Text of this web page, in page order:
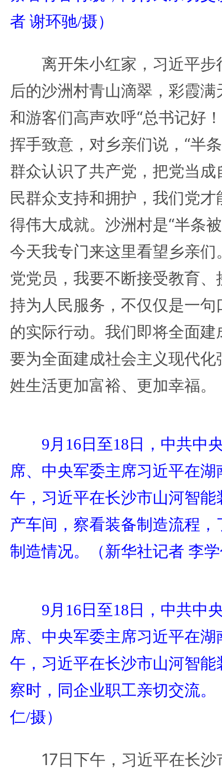
者 谢环驰/摄）
离开朱小红家，习近平步
后的沙洲村青山滴翠，彩霞
和游客们高声欢呼“总书记好
挥手致意，对乡亲们说，“半
群众认识了共产党，把党当
民群众支持和拥护，我们党
得伟大成就。沙洲村是“半条
今天我专门来这里看望乡亲
党党员，我要不断接受教育
持为人民服务，不仅仅是一
的实际行动。我们即将全面
要为全面建成社会主义现代
姓生活更加富裕、更加幸福。
9月16日至18日，中共中
席、中央军委主席习近平在
午，习近平在长沙市山河智
产车间，察看装备制造流程
制造情况。（新华社记者 李
9月16日至18日，中共中
席、中央军委主席习近平在
午，习近平在长沙市山河智
察时，同企业职工亲切交流
仁/摄）
17日下午，习近平在长沙